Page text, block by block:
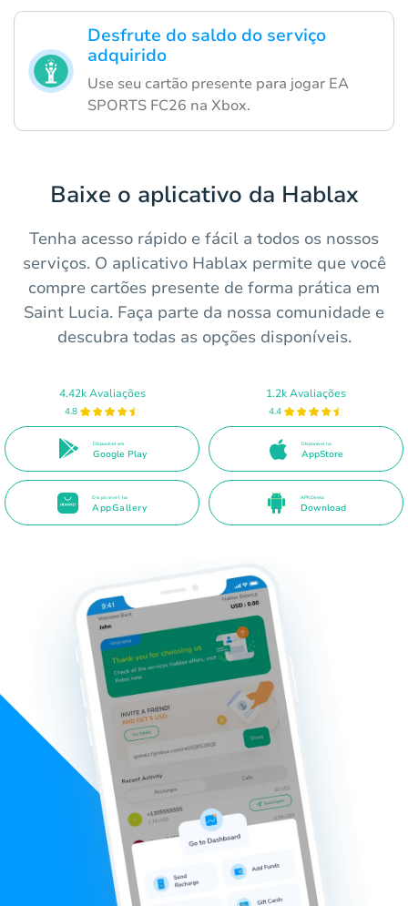
Desfrute do saldo do serviço
adquirido
Use seu cartão presente para jogar EA
SPORTS FC26 na Xbox.
Baixe o aplicativo da Hablax
Tenha acesso rápido e fácil a todos os nossos
serviços. O aplicativo Hablax permite que você
compre cartões presente de forma prática em
Saint Lucia. Faça parte da nossa comunidade e
descubra todas as opções disponíveis.
4.42k Avaliações
4.8
Disponível em
Google Play
1.2k Avaliações
4.4
Disponível na
AppStore
Disponível na
AppGallery
APK Direto
Download